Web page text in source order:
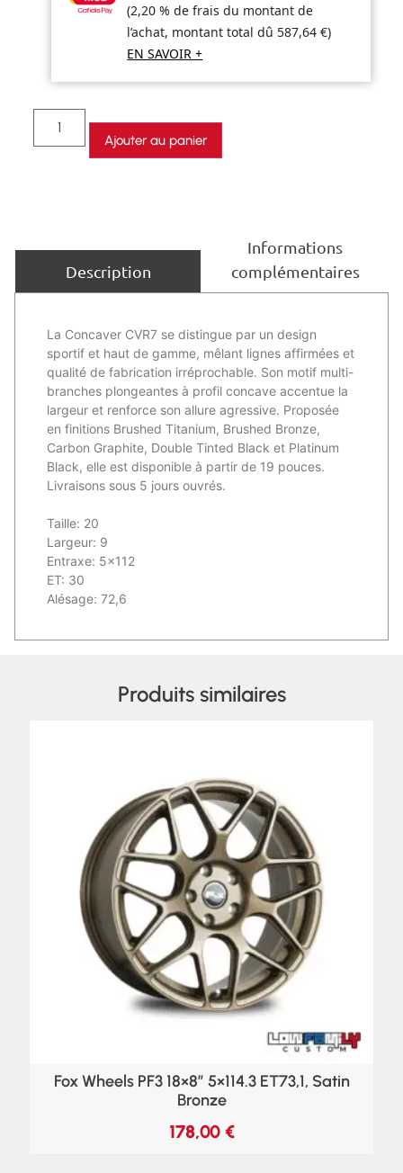
(2,20 % de frais du montant de
l’achat, montant total dû 587,64€)
EN SAVOIR +
Ajouter au panier
Description
Informations
complémentaires
La Concaver CVR7 se distingue par un design
sportif et haut de gamme, mêlant lignes affirmées et
qualité de fabrication irréprochable. Son motif multi-
branches plongeantes à profil concave accentue la
largeur et renforce son allure agressive. Proposée
en finitions Brushed Titanium, Brushed Bronze,
Carbon Graphite, Double Tinted Black et Platinum
Black, elle est disponible à partir de 19 pouces.
Livraisons sous 5 jours ouvrés.
Taille: 20
Largeur: 9
Entraxe: 5×112
ET: 30
Alésage: 72,6
Produits similaires
Fox Wheels PF3 18×8″ 5×114.3 ET73,1, Satin
Bronze
178,00 €